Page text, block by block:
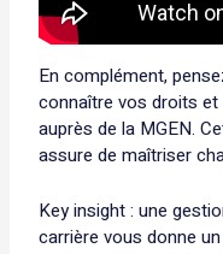
En complément,
connaître vos droits
auprès de la MGEN.
assure de maîtriser
Key insight : une
carrière vous donne